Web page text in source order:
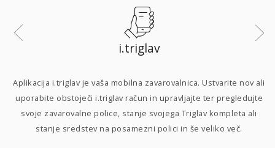
i.triglav
Aplikacija i.triglav je vaša mobilna zavarovalnica. Ustvarite nov ali
uporabite obstoječi i.triglav račun in upravljajte ter pregledujte
svoje zavarovalne police, stanje svojega Triglav kompleta ali
stanje sredstev na posamezni polici in še veliko več.